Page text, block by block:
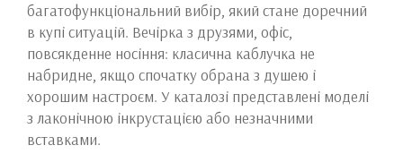
багатофункціональний вибір, який стане доречний
в купі ситуацій. Вечірка з друзями, офіс,
повсякденне носіння: класична каблучка не
набридне, якщо спочатку обрана з душею і
хорошим настроєм. У каталозі представлені моделі
з лаконічною інкрустацією або незначними
вставками.